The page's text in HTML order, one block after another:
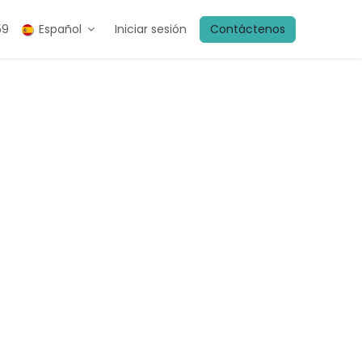
Español Iniciar sesión Contáctenos